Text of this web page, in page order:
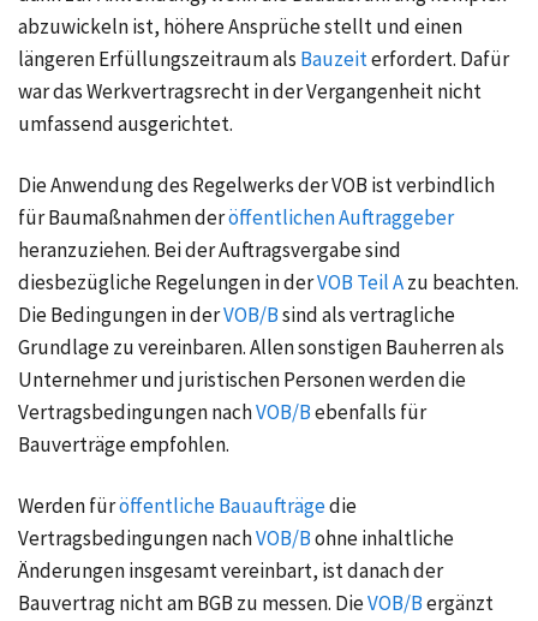
abzuwickeln ist, höhere Ansprüche stellt und einen
längeren Erfüllungszeitraum als Bauzeiterfordert. Dafür
war das Werkvertragsrecht in der Vergangenheit nicht
umfassend ausgerichtet.
Die Anwendung des Regelwerks der VOB ist verbindlich
für Baumaßnahmen deröffentlichen Auftraggeber
heranzuziehen. Bei der Auftragsvergabe sind
diesbezügliche Regelungen in derVOB Teil Azu beachten.
Die Bedingungen in derVOB/Bsind als vertragliche
Grundlage zu vereinbaren. Allen sonstigen Bauherren als
Unternehmer und juristischen Personen werden die
Vertragsbedingungen nachVOB/Bebenfalls für
Bauverträge empfohlen.
Werden füröffentliche Bauaufträgedie
Vertragsbedingungen nachVOB/Bohne inhaltliche
Änderungen insgesamt vereinbart, ist danach der
Bauvertrag nicht am BGB zu messen. DieVOB/Bergänzt